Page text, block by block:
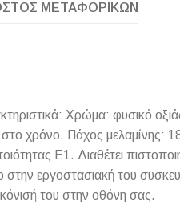
ΜΕΤΑΦΟΡΙΚΏΝ
Χρώμα: φυσικό
χρόνο. Πάχος μελαμίνης:
Ε1. Διαθέτει
στην εργοστασιακή του
του στην οθόνη σας.